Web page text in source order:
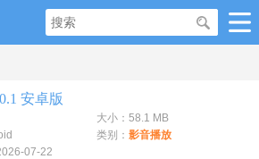
安卓版
大小：58.1 MB
类别： 影音播放
07-22